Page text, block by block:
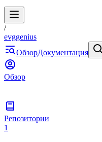
/
evggenius
ОбзорДокументация
Обзор
Репозитории
1